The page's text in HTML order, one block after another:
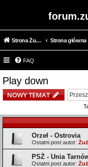
Strona Żużlowy Degustator Strona główna
FAQ
Play down
NOWY TEMAT
Orzeł - Ostrovia
Ostatni post autor:
PSŻ - Unia
Ostatni post autor: